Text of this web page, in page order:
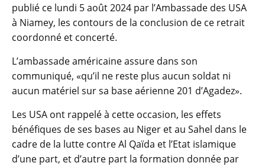
publié ce lundi 5 août 2024 par l’Ambassade des USA
à Niamey, les contours de la conclusion de ce retrait
coordonné et concerté.
L’ambassade américaine assure dans son
communiqué, «qu’il ne reste plus aucun soldat ni
aucun matériel sur sa base aérienne 201 d’Agadez».
Les USA ont rappelé à cette occasion, les effets
bénéfiques de ses bases au Niger et au Sahel dans le
cadre de la lutte contre Al Qaïda et l’Etat islamique
d’une part, et d’autre part la formation donnée par